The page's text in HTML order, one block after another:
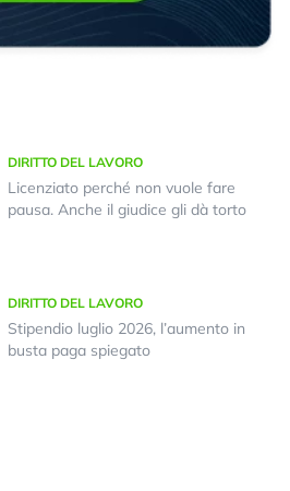
DIRITTO DEL LAVORO
Licenziato perché non vuole fare
pausa. Anche il giudice gli dà torto
DIRITTO DEL LAVORO
Stipendio luglio 2026, l’aumento in
busta paga spiegato